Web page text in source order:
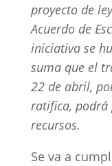
proyecto de
Acuerdo de
iniciativa se
suma que el
22 de abril,
ratifica, podrá
recursos.
Se va a